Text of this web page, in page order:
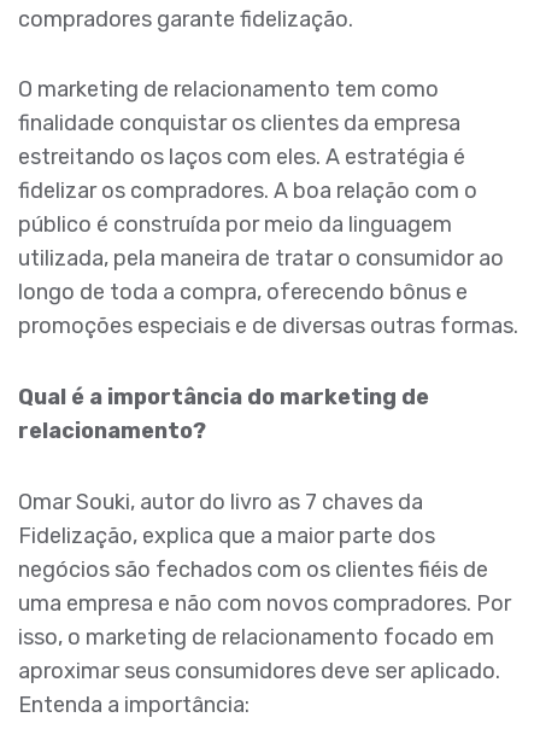
compradores garante fidelização.
O marketing de relacionamento tem como
finalidade conquistar os clientes da empresa
estreitando os laços com eles. A estratégia é
fidelizar os compradores. A boa relação com o
público é construída por meio da linguagem
utilizada, pela maneira de tratar o consumidor ao
longo de toda a compra, oferecendo bônus e
promoções especiais e de diversas outras formas.
Qual é a importância do marketing de
relacionamento?
Omar Souki, autor do livro as 7 chaves da
Fidelização, explica que a maior parte dos
negócios são fechados com os clientes fiéis de
uma empresa e não com novos compradores. Por
isso, o marketing de relacionamento focado em
aproximar seus consumidores deve ser aplicado.
Entenda a importância: